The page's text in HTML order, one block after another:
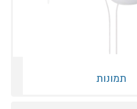
תמונות